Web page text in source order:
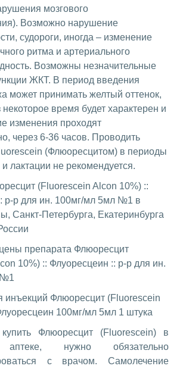
мозгового
Возможно нарушение
судороги, иногда – изменение
ритма и артериального
Возможны незначительные
ЖКТ. В период введения
может принимать желтый оттенок,
время будет характерен и
изменения проходят
через 6-36 часов. Проводить
(Флюоресцитом) в периоды
лактации не рекомендуется.
(Fluorescein Alcon 10%) ::
р-р для ин. 100мг/мл 5мл №1 в
Санкт-Петербурга, Екатеринбурга
препарата Флюоресцит
10%) :: Флуоресцеин :: р-р для ин.
№1
инъекций Флюоресцит (Fluorescein
100мг/мл 5мл 1 штука
Флюоресцит (Fluorescein) в
аптеке, нужно обязательно
с врачом. Самолечение